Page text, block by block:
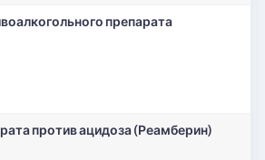
препарата
против ацидоза (Реамберин)